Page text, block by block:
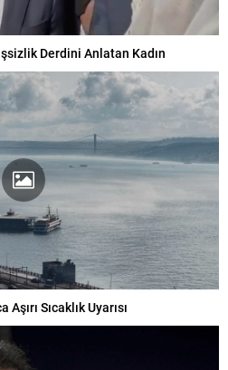
Derdini Anlatan Kadın
Sıcaklık Uyarısı